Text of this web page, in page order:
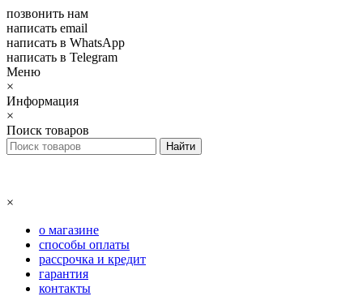
позвонить нам
написать email
написать в WhatsApp
написать в Telegram
Меню
×
Информация
×
Поиск товаров
×
о магазине
способы оплаты
рассрочка и кредит
гарантия
контакты